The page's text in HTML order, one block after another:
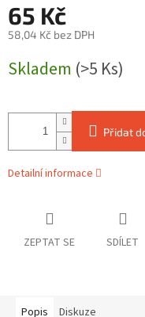
65 Kč
58,04 Kč bez DPH
cena:
Skladem (>5 Ks)
Přidat
Detailní informace
ZEPTAT SE SDÍLET
Popis Diskuze